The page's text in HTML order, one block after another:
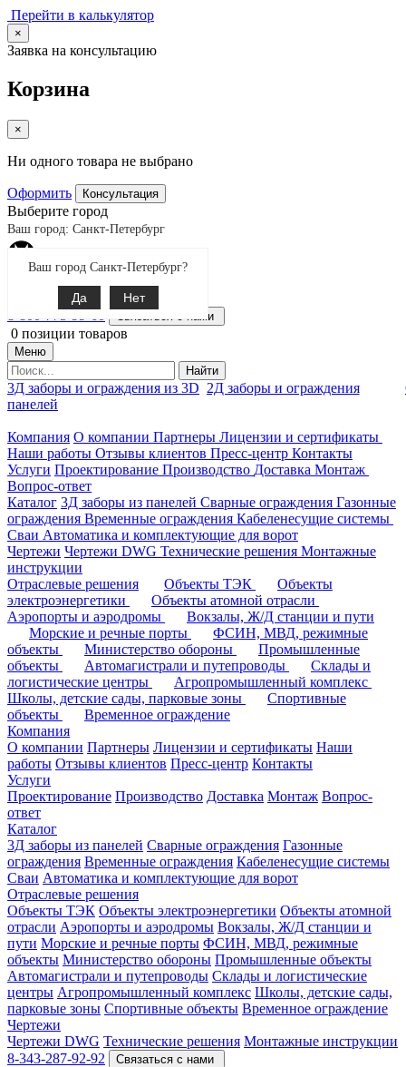
Перейти в калькулятор
×
Заявка на консультацию
Корзина
×
Ни одного товара не выбрано
Оформить Консультация
Выберите город
Ваш город: Санкт-Петербург
Ваш город Санкт-Петербург?
Да Нет
Связаться с нами
0 позиции товаров
Меню
Найти
3Д заборы и ограждения из 3D
панелей
2Д заборы и ограждения
Компания О компании Партнеры Лицензии и сертификаты
Наши работы Отзывы клиентов Пресс-центр Контакты
Услуги Проектирование Производство Доставка Монтаж
Вопрос-ответ
Каталог 3Д заборы из панелей Сварные ограждения Газонные
ограждения Временные ограждения Кабеленесущие системы
Cваи Автоматика и комплектующие для ворот
Чертежи Чертежи DWG Технические решения Монтажные
инструкции
Отраслевые решения
Объекты ТЭК
Объекты
электроэнергетики
Объекты атомной отрасли
Аэропорты и аэродромы
Вокзалы, Ж/Д станции и пути
Морские и речные порты
ФСИН, МВД, режимные
объекты
Министерство обороны
Промышленные
объекты
Автомагистрали и путепроводы
Склады и
логистические центры
Агропромышленный комплекс
Школы, детские сады, парковые зоны
Спортивные
объекты
Временное ограждение
Компания
О компании Партнеры Лицензии и сертификаты Наши
работы Отзывы клиентов Пресс-центр Контакты
Услуги
Проектирование Производство Доставка Монтаж Вопрос-
ответ
Каталог
3Д заборы из панелей Сварные ограждения Газонные
ограждения Временные ограждения Кабеленесущие системы
Cваи Автоматика и комплектующие для ворот
Отраслевые решения
Объекты ТЭК Объекты электроэнергетики Объекты атомной
отрасли Аэропорты и аэродромы Вокзалы, Ж/Д станции и
пути Морские и речные порты ФСИН, МВД, режимные
объекты Министерство обороны Промышленные объекты
Автомагистрали и путепроводы Склады и логистические
центры Агропромышленный комплекс Школы, детские сады,
парковые зоны Спортивные объекты Временное ограждение
Чертежи
Чертежи DWG Технические решения Монтажные инструкции
8-343-287-92-92
Связаться с нами